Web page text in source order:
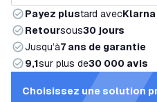
Payez plustard avecKlarna
Retoursous30 jours
Jusqu’à7 ans de garantie
9,1sur plus de30 000 avis
Choisissez une solution